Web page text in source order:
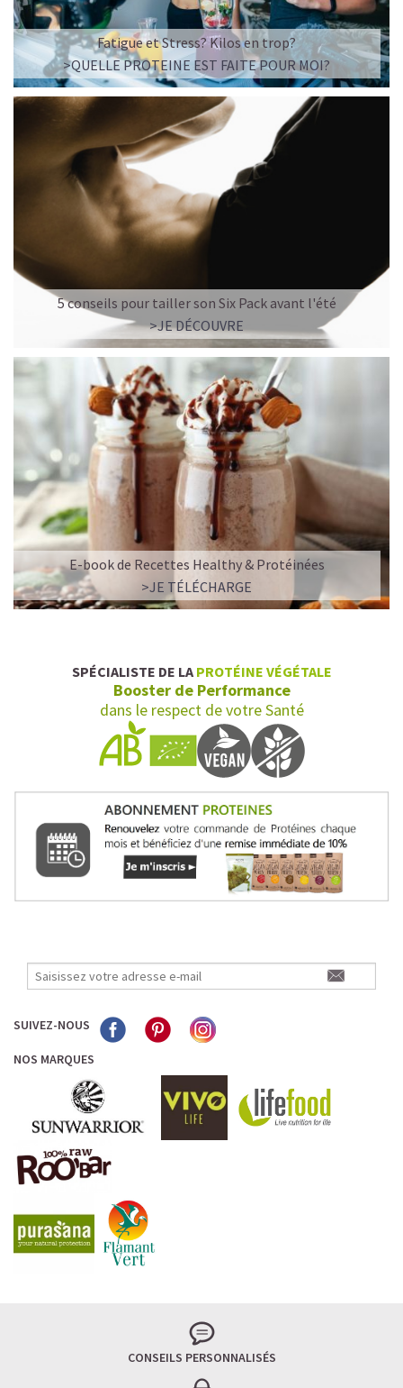
Fatigue et Stress? Kilos en trop?
>QUELLE PROTEINE EST FAITE POUR MOI?
5 conseils pour tailler son Six Pack avant l'été
>JE DÉCOUVRE
E-book de Recettes Healthy & Protéinées
>JE TÉLÉCHARGE
SPÉCIALISTE DE LA PROTÉINE VÉGÉTALE
Booster de Performance
dans le respect de votre Santé
SUIVEZ-NOUS
NOS MARQUES
CONSEILS PERSONNALISÉS